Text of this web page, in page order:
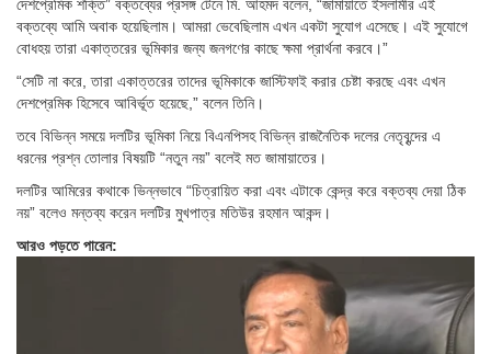
দেশপ্রেমিক শক্তি” বক্তব্যের প্রসঙ্গ টেনে মি. আহমদ বলেন, “জামায়াতে ইসলামীর এই
বক্তব্যে আমি অবাক হয়েছিলাম। আমরা ভেবেছিলাম এখন একটা সুযোগ এসেছে। এই সুযোগে
বোধহয় তারা একাত্তরের ভূমিকার জন্য জনগণের কাছে ক্ষমা প্রার্থনা করবে।”
“সেটি না করে, তারা একাত্তরের তাদের ভূমিকাকে জাস্টিফাই করার চেষ্টা করছে এবং এখন
দেশপ্রেমিক হিসেবে আবির্ভূত হয়েছে,” বলেন তিনি।
তবে বিভিন্ন সময়ে দলটির ভূমিকা নিয়ে বিএনপিসহ বিভিন্ন রাজনৈতিক দলের নেতৃবৃন্দের এ
ধরনের প্রশ্ন তোলার বিষয়টি “নতুন নয়” বলেই মত জামায়াতের।
দলটির আমিরের কথাকে ভিন্নভাবে “চিত্রায়িত করা এবং এটাকে কেন্দ্র করে বক্তব্য দেয়া ঠিক
নয়” বলেও মন্তব্য করেন দলটির মুখপাত্র মতিউর রহমান আকন্দ।
আরও পড়তে পারেন: